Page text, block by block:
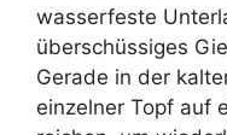
wasserfeste
überschüssiges
Gerade in der
einzelner Topf auf